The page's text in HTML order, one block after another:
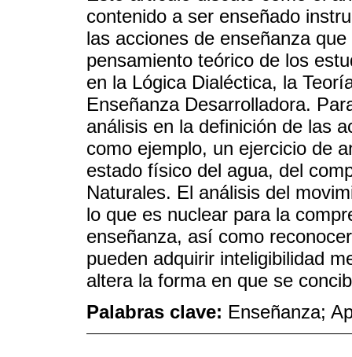
contenido a ser enseñado
las acciones de enseñanza
pensamiento teórico de los
en la Lógica Dialéctica, la
Enseñanza Desarrolladora.
análisis en la definición de las
como ejemplo, un ejercicio de
estado físico del agua, del
Naturales. El análisis del
lo que es nuclear para la
enseñanza, así como
pueden adquirir inteligibilidad
altera la forma en que se
Palabras clave: Enseñanza;